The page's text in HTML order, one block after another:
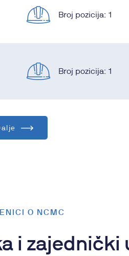
Broj pozicija: 1
Broj pozicija: 1
O NCMC
i zajednički